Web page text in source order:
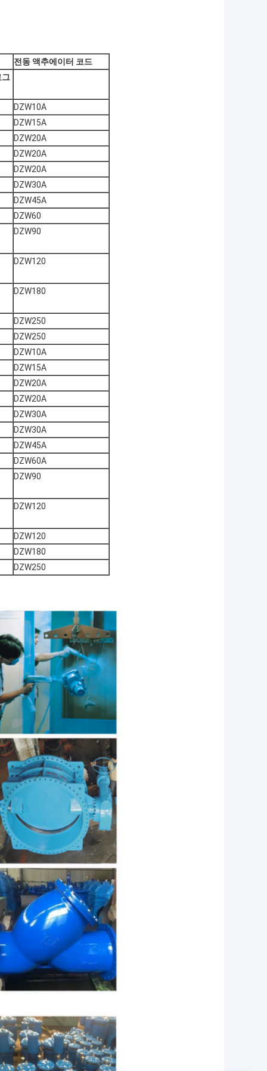
전동 액추에이터 코드
그
DZW10A
DZW15A
DZW20A
DZW20A
DZW20A
DZW30A
DZW45A
DZW60
DZW90
DZW120
DZW180
DZW250
DZW250
DZW10A
DZW15A
DZW20A
DZW20A
DZW30A
DZW30A
DZW45A
DZW60A
DZW90
DZW120
DZW120
DZW180
DZW250